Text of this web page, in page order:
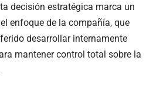
decisión estratégica marca un
enfoque de la compañía, que
desarrollar internamente
mantener control total sobre la